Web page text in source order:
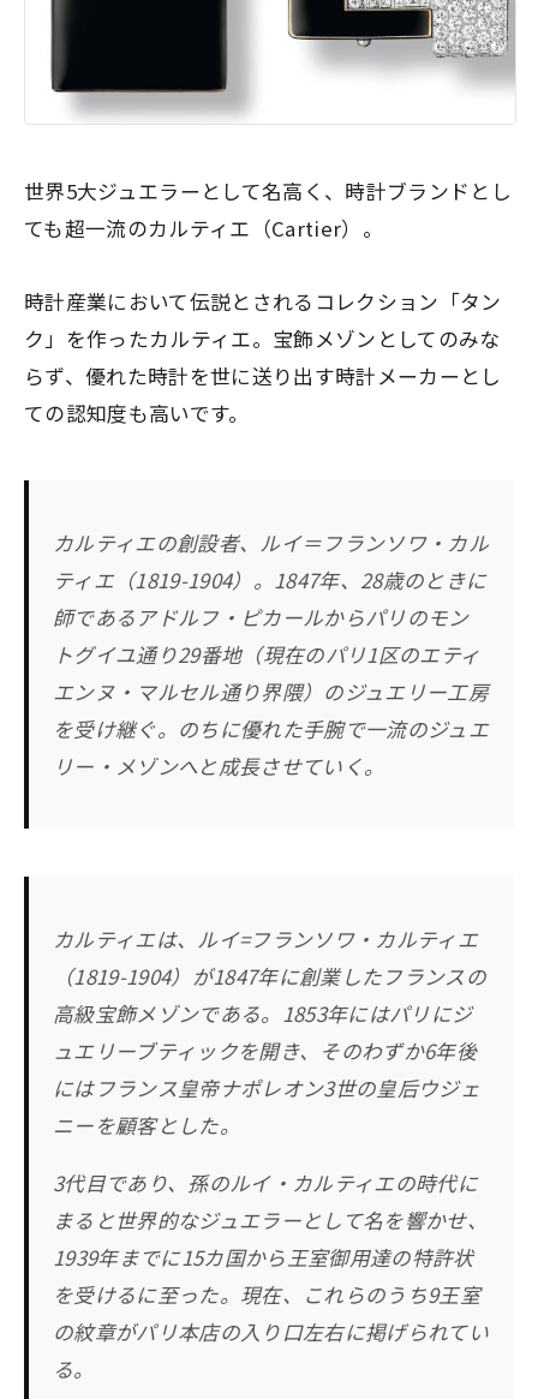
世界5大ジュエラーとして名高く、時計ブランドとし
ても超一流のカルティエ（Cartier）。
時計産業において伝説とされるコレクション「タン
ク」を作ったカルティエ。宝飾メゾンとしてのみな
らず、優れた時計を世に送り出す時計メーカーとし
ての認知度も高いです。
カルティエの創設者、ルイ＝フランソワ・カル
ティエ（1819-1904）。1847年、28歳のときに
師であるアドルフ・ピカールからパリのモン
トグイユ通り29番地（現在のパリ1区のエティ
エンヌ・マルセル通り界隈）のジュエリー工房
を受け継ぐ。のちに優れた手腕で一流のジュエ
リー・メゾンへと成長させていく。
カルティエは、ルイ=フランソワ・カルティエ
（1819-1904）が1847年に創業したフランスの
高級宝飾メゾンである。1853年にはパリにジ
ュエリーブティックを開き、そのわずか6年後
にはフランス皇帝ナポレオン3世の皇后ウジェ
ニーを顧客とした。
3代目であり、孫のルイ・カルティエの時代に
まると世界的なジュエラーとして名を響かせ、
1939年までに15カ国から王室御用達の特許状
を受けるに至った。現在、これらのうち9王室
の紋章がパリ本店の入り口左右に掲げられてい
る。